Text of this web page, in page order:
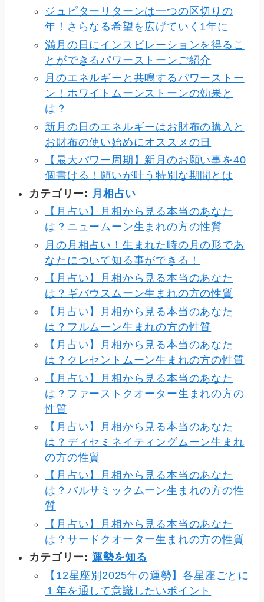
ジュピターリターンは一つの区切りの
年！さらなる希望を広げていく1年に
満月の日にインスピレーションを得るこ
とができるパワーストーンご紹介
月のエネルギーと共鳴するパワーストー
ン！ホワイトムーンストーンの効果と
は？
新月の日のエネルギーはお財布の購入と
お財布の使い始めにオススメの日
【最大パワー周期】新月のお願い事を40
個書ける！願いが叶う特別な期間とは
カテゴリー: 月相占い
【月占い】月相から見る本当のあなた
は？ニュームーン生まれの方の性質
月の月相占い！生まれた時の月の形であ
なたについて知る事ができる！
【月占い】月相から見る本当のあなた
は？ギバウスムーン生まれの方の性質
【月占い】月相から見る本当のあなた
は？フルムーン生まれの方の性質
【月占い】月相から見る本当のあなた
は？クレセントムーン生まれの方の性質
【月占い】月相から見る本当のあなた
は？ファーストクオーター生まれの方の
性質
【月占い】月相から見る本当のあなた
は？ディセミネイティングムーン生まれ
の方の性質
【月占い】月相から見る本当のあなた
は？バルサミックムーン生まれの方の性
質
【月占い】月相から見る本当のあなた
は？サードクオーター生まれの方の性質
カテゴリー: 運勢を知る
【12星座別2025年の運勢】各星座ごとに
１年を通して意識したいポイント